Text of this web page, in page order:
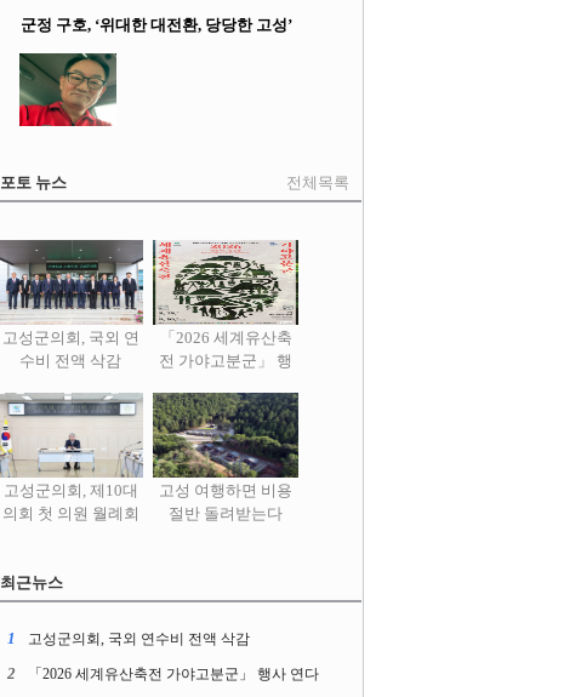
군정 구호, ‘위대한 대전환, 당당한 고성’
포토 뉴스 전체목록
고성군의회, 국외 연
수비 전액 삭감
「2026 세계유산축
전 가야고분군」 행
고성군의회, 제10대
의회 첫 의원 월례회
고성 여행하면 비용
절반 돌려받는다
최근뉴스
1 고성군의회, 국외 연수비 전액 삭감
2 「2026 세계유산축전 가야고분군」 행사 연다